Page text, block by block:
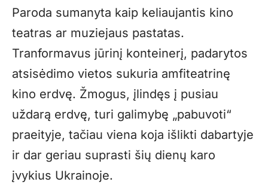
Paroda sumanyta kaip keliaujantis kino
teatras ar muziejaus pastatas.
Tranformavus jūrinį konteinerį, padarytos
atsisėdimo vietos sukuria amfiteatrinę
kino erdvę. Žmogus, įlindęs į pusiau
uždarą erdvę, turi galimybę „pabuvoti“
praeityje, tačiau viena koja išlikti dabartyje
ir dar geriau suprasti šių dienų karo
įvykius Ukrainoje.